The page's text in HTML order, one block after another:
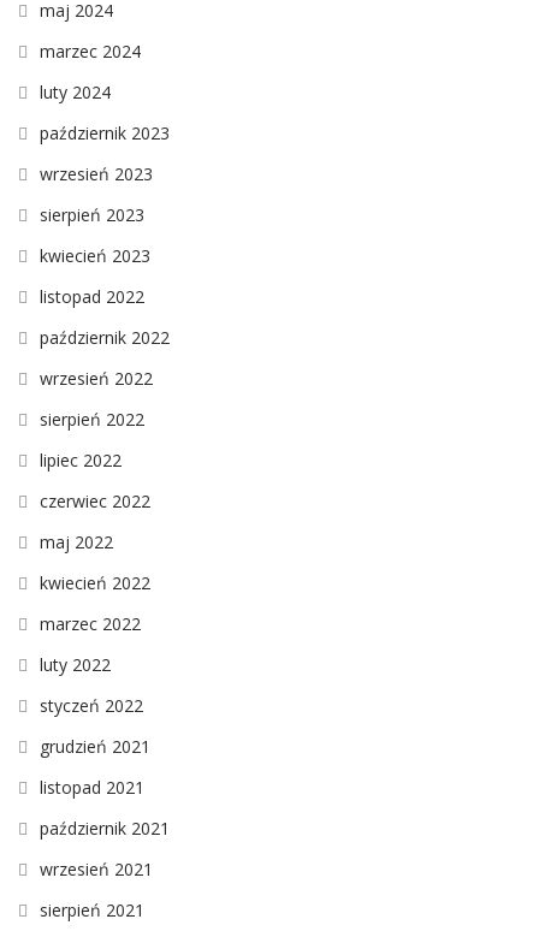
maj 2024
marzec 2024
luty 2024
październik 2023
wrzesień 2023
sierpień 2023
kwiecień 2023
listopad 2022
październik 2022
wrzesień 2022
sierpień 2022
lipiec 2022
czerwiec 2022
maj 2022
kwiecień 2022
marzec 2022
luty 2022
styczeń 2022
grudzień 2021
listopad 2021
październik 2021
wrzesień 2021
sierpień 2021